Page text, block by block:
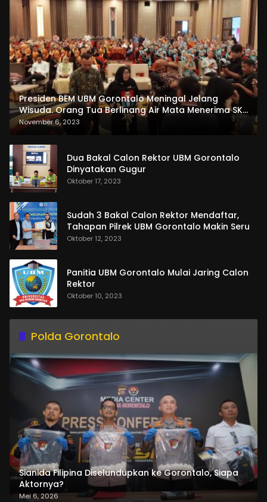
Presiden BEM UBM Gorontalo Meningal Jelang
Wisuda. Orang Tua Berlinang Air Mata Menerima SKL
dan Pemasangan Salempang
November 6, 2023
Dua Bakal Calon Rektor UBM Gorontalo
Dinyatakan Gugur
Oktober 17, 2023
Sudah 3 Bakal Calon Rektor Mendaftar,
Tahapan Pilrek UBM Gorontalo Makin Seru
Oktober 12, 2023
Panitia UBM Gorontalo Mulai Jaring Calon
Rektor
Oktober 10, 2023
Polda Gorontalo
Sianida Filipina Diselundupkan ke Gorontalo, Siapa
Aktornya?
Mei 6, 2026